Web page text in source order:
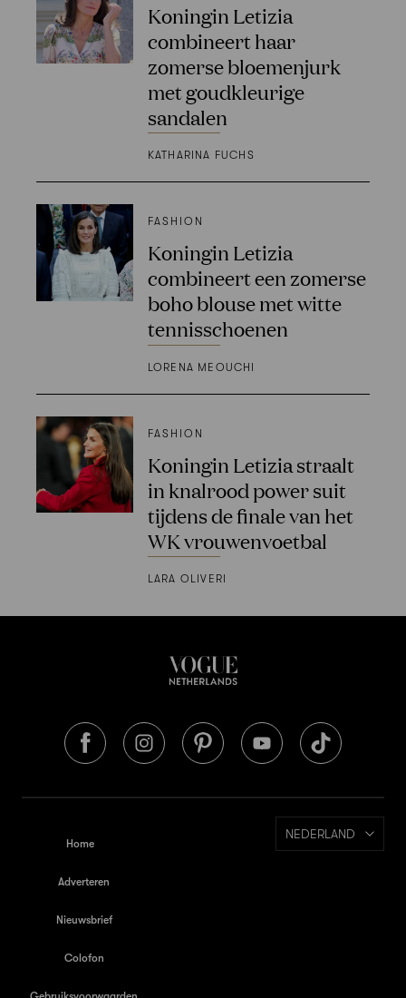
Koningin Letizia
combineert haar
zomerse bloemenjurk
met goudkleurige
sandalen
KATHARINA FUCHS
FASHION
Koningin Letizia
combineert een zomerse
boho blouse met witte
tennisschoenen
LORENA MEOUCHI
FASHION
Koningin Letizia straalt
in knalrood power suit
tijdens de finale van het
WK vrouwenvoetbal
LARA OLIVERI
Home
Adverteren
Nieuwsbrief
Colofon
NEDERLAND